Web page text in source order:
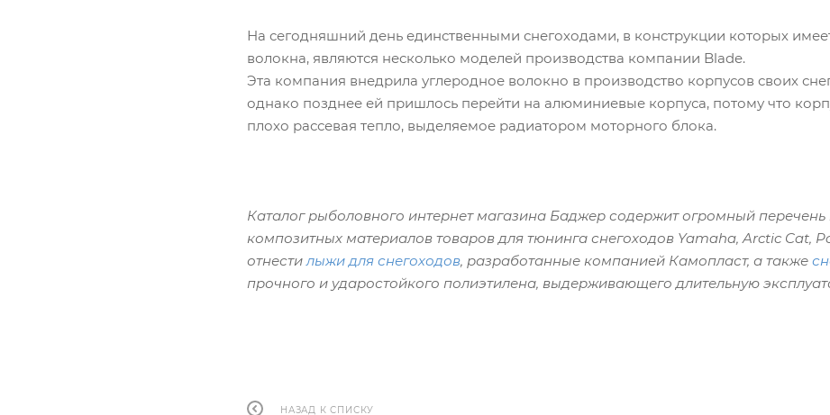
На сегодняшний день единственными снегоходами, в конструкции которых
волокна, являются несколько моделей производства компании Blade.
Эта компания внедрила углеродное волокно в производство корпусов своих
однако позднее ей пришлось перейти на алюминиевые корпуса, потому что
плохо рассевая тепло, выделяемое радиатором моторного блока.
Каталог рыболовного интернет магазина Баджер содержит огромный
композитных материалов товаров для тюнинга снегоходов Yamaha, Arctic Cat,
отнестилыжи для снегоходов, разработанные компанией Камопласт, а также
прочного и ударостойкого полиэтилена, выдерживающего длительную
НАЗАД К СПИСКУ